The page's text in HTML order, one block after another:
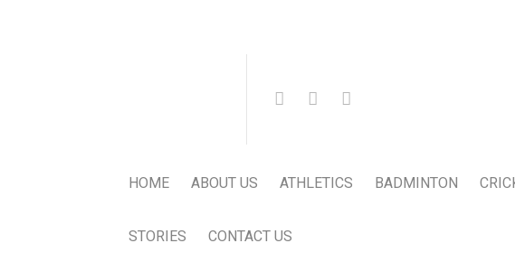
HOME ABOUT US ATHLETICS BADMINTON
STORIES CONTACT US